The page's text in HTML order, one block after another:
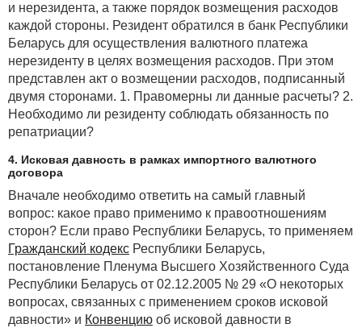
и нерезидента, а также порядок возмещения расходов
каждой стороны. Резидент обратился в банк Республики
Беларусь для осуществления валютного платежа
нерезиденту в целях возмещения расходов. При этом
представлен акт о возмещении расходов, подписанный
двумя сторонами. 1. Правомерны ли данные расчеты? 2.
Необходимо ли резиденту соблюдать обязанность по
репатриации?
4. Исковая давность в рамках импортного валютного
договора
Вначале необходимо ответить на самый главный
вопрос: какое право применимо к правоотношениям
сторон? Если право Республики Беларусь, то применяем
Гражданский кодекс Республики Беларусь,
постановление Пленума Высшего Хозяйственного Суда
Республики Беларусь от 02.12.2005 № 29 «О некоторых
вопросах, связанных с применением сроков исковой
давности» и Конвенцию об исковой давности в